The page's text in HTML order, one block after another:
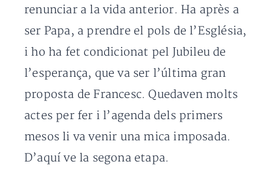
renunciar a la vida anterior. Ha après a
ser Papa, a prendre el pols de l’Església,
i ho ha fet condicionat pel Jubileu de
l’esperança, que va ser l’última gran
proposta de Francesc. Quedaven molts
actes per fer i l’agenda dels primers
mesos li va venir una mica imposada.
D’aquí ve la segona etapa.